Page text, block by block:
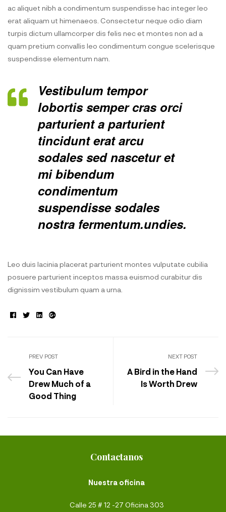
ac aliquet nibh a condimentum suspendisse hac integer leo
erat aliquam ut himenaeos. Consectetur neque odio diam
turpis dictum ullamcorper dis felis nec et montes non ad a
quam pretium convallis leo condimentum congue scelerisque
suspendisse elementum nam.
Vestibulum tempor
lobortis semper cras orci
parturient a parturient
tincidunt erat arcu
sodales sed nascetur et
mi bibendum
condimentum
suspendisse sodales
nostra fermentum.undies.
Leo duis lacinia placerat parturient montes vulputate cubilia
posuere parturient inceptos massa euismod curabitur dis
dignissim vestibulum quam a urna.
Facebook
TwitterLinkedin
Google+
PREV POST
You Can Have
Drew Much of a
Good Thing
NEXT POST
A Bird in the Hand
Is Worth Drew
Contactanos
Nuestra oficina
Calle 25 # 12 -27 Oficina 303